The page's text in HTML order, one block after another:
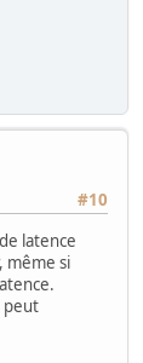
#10
latence
même si
peut